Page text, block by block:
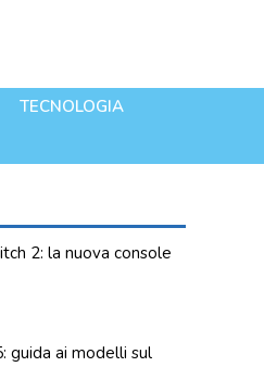
TECNOLOGIA
2: la nuova console
guida ai modelli sul